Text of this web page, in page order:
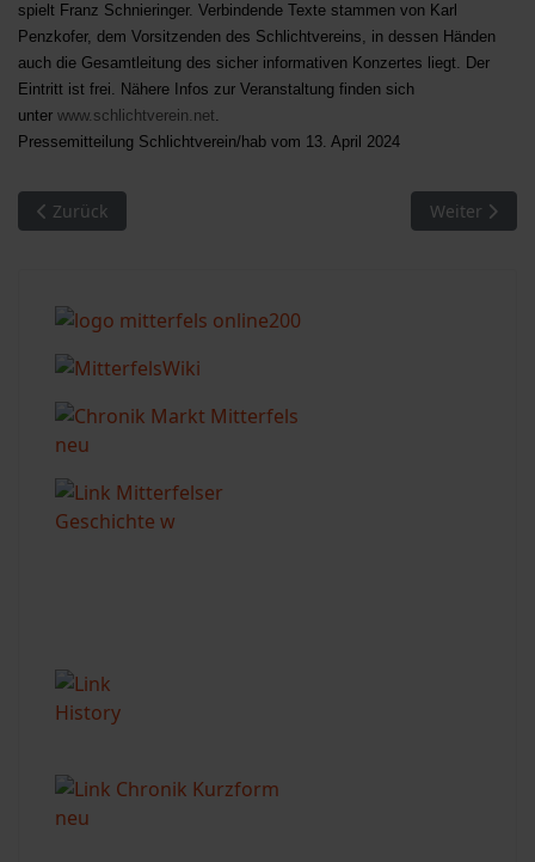
spielt Franz Schnieringer. Verbindende Texte stammen von Karl
Penzkofer, dem Vorsitzenden des Schlichtvereins, in dessen Händen
auch die Gesamtleitung des sicher informativen Konzertes liegt. Der
Eintritt ist frei. Nähere Infos zur Veranstaltung finden sich
unter www.schlichtverein.net.
Pressemitteilung Schlichtverein/hab vom 13. April 2024
Vorheriger Beitrag: Initiative „pro Kinsachtal“ - Veranstaltung
Zurück Nächster
Weiter